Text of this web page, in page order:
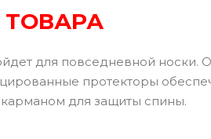
для повседневной носки.
протекторы
для защиты спины.